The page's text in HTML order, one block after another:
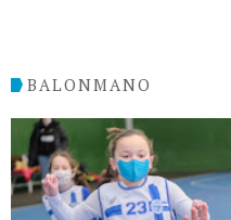
BALONMANO